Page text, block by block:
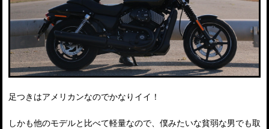
足つきはアメリカンなのでかなりイイ！
しかも他のモデルと比べて軽量なので、僕みたいな貧弱な男でも取